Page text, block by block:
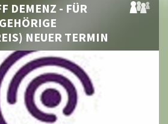
DEMENZ - FÜR
NEUER TERMIN